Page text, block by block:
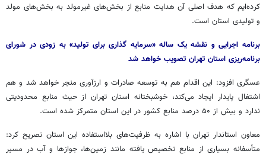
کرده‌ایم که هدف اصلی آن هدایت منابع از بخش‌های غیرمولد به بخش‌های مولد
و تولیدی استان است.
برنامه اجرایی و نقشهیک ساله «سرمایه گذاری برای تولید» به زودی در شورای
برنامه‌ریزی استان تهران تصویب خواهد شد
عسگری افزود: این اقدام هم به توسعه صادرات و ارزآوری منجر خواهد شد و هم
اشتغال پایدار ایجاد می‌کند، خوشبختانه استان تهران از حیث منابع محدودیتی
ندارد و بیش از ۵۰ درصد منابع کشور در این استان متمرکز شده است.
معاون استاندار تهران با اشاره به ظرفیت‌های بلااستفاده این استان تصریح کرد:
متأسفانه بسیاری از منابع تخصیص یافته مانند زمین‌ها، جوازها و آب در مسیر